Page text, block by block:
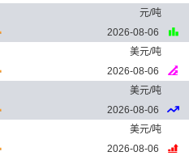
元/吨
2026-08-06
美元/吨
2026-08-06
美元/吨
2026-08-06
美元/吨
2026-08-06